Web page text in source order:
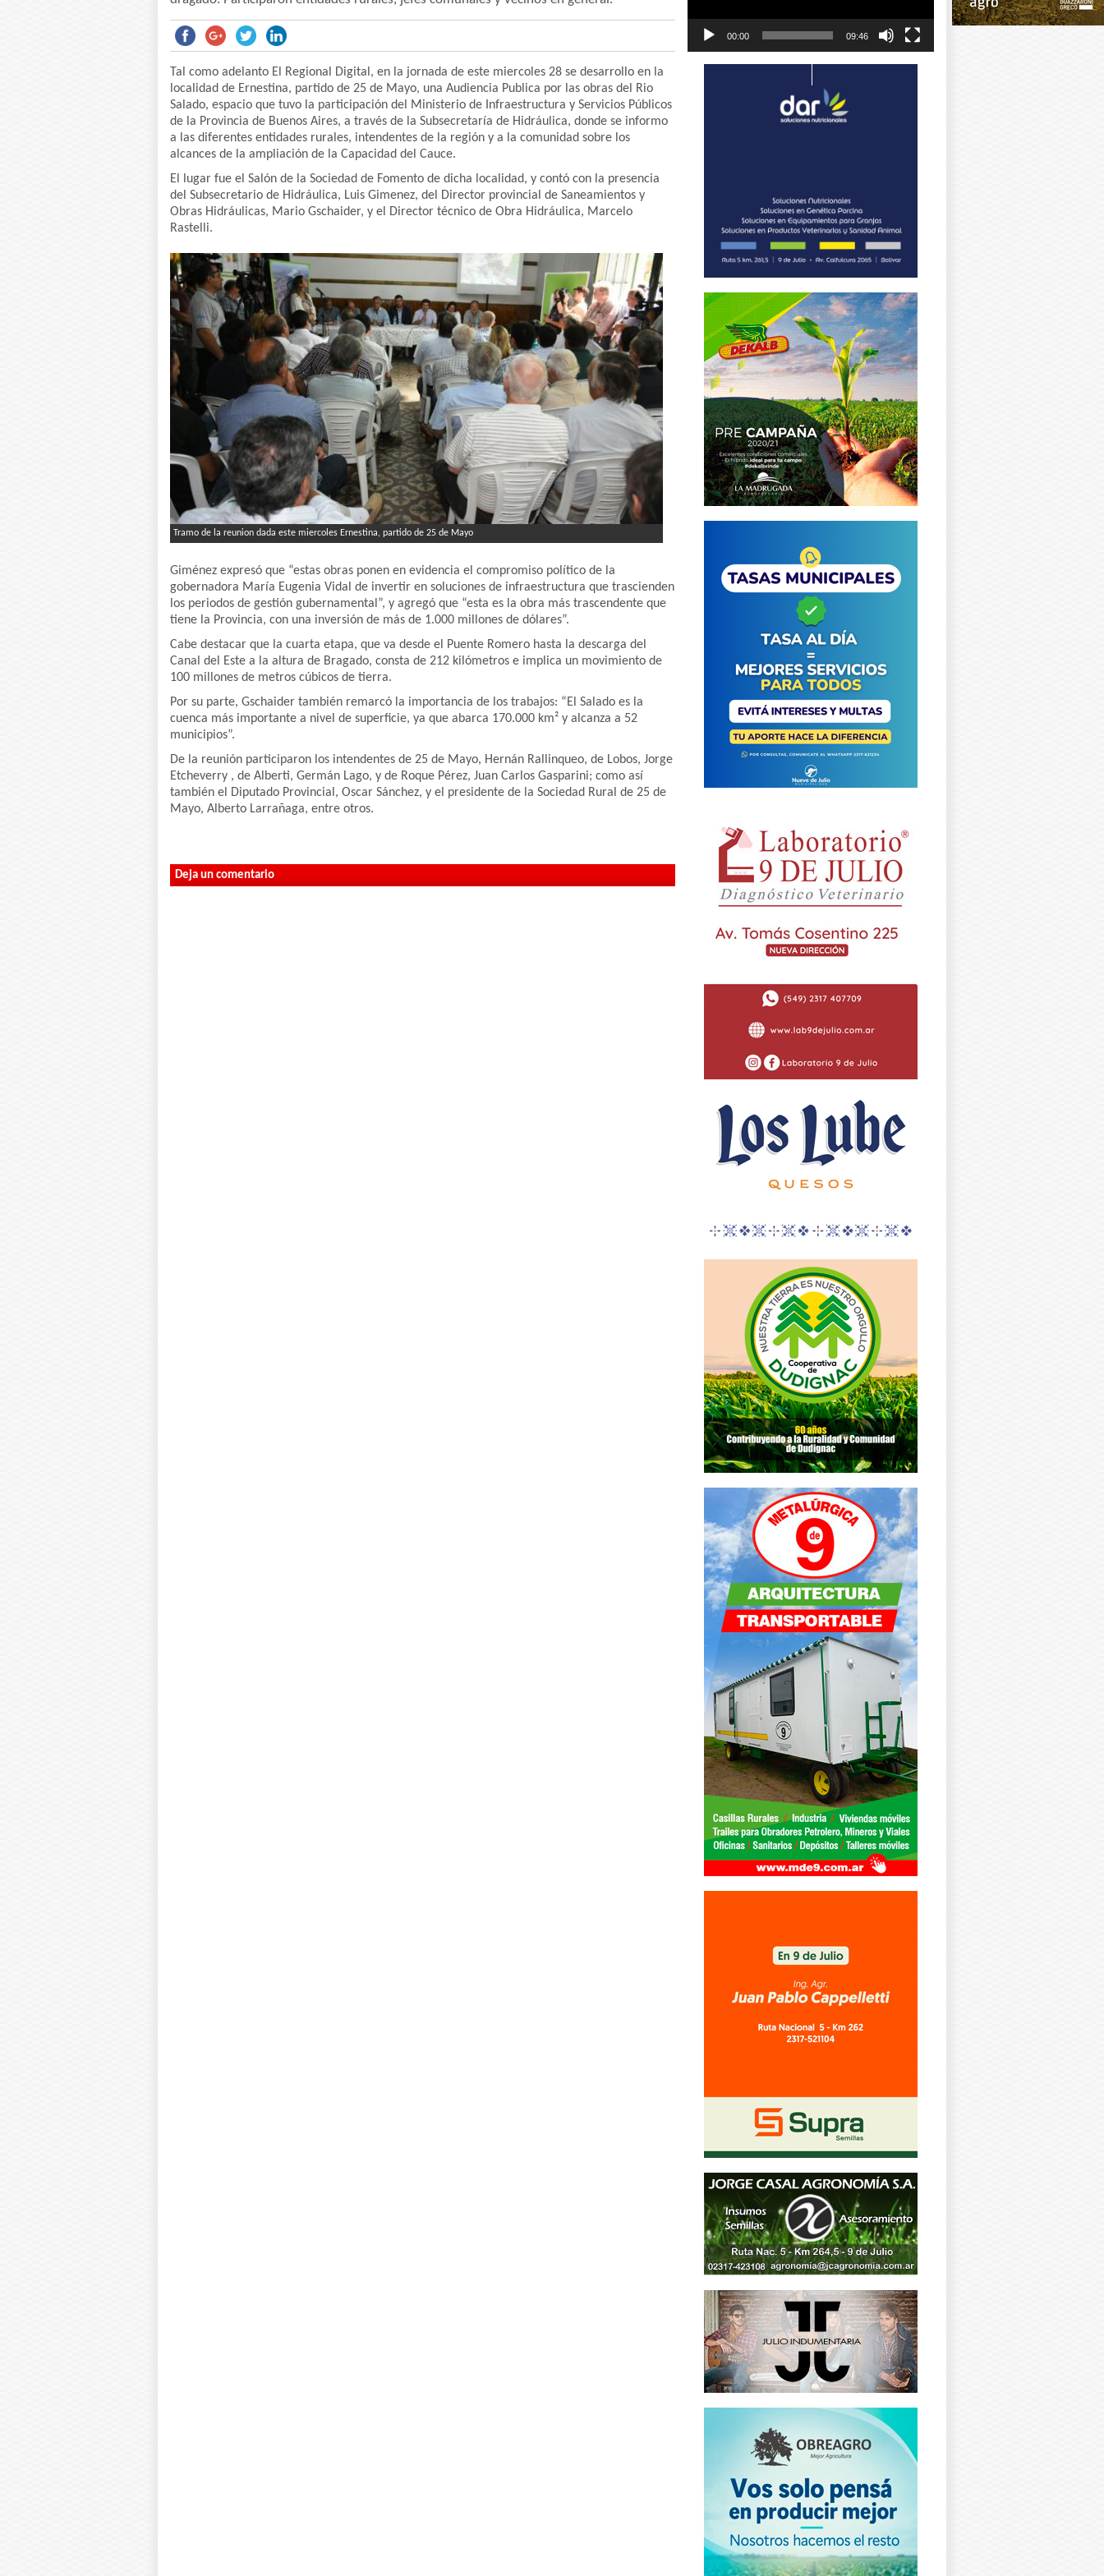
Tal como adelanto El Regional Digital, en la jornada de este miercoles 28 se desarrollo en la
localidad de Ernestina, partido de 25 de Mayo, una Audiencia Publica por las obras del Rio
Salado, espacio que tuvo la participación del Ministerio de Infraestructura y Servicios Públicos
de la Provincia de Buenos Aires, a través de la Subsecretaría de Hidráulica, donde se informo
a las diferentes entidades rurales, intendentes de la región y a la comunidad sobre los
alcances de la ampliación de la Capacidad del Cauce.
El lugar fue el Salón de la Sociedad de Fomento de dicha localidad, y contó con la presencia
del Subsecretario de Hidráulica, Luis Gimenez, del Director provincial de Saneamientos y
Obras Hidráulicas, Mario Gschaider, y el Director técnico de Obra Hidráulica, Marcelo
Rastelli.
Tramo de la reunion dada este miercoles Ernestina, partido de 25 de Mayo
Giménez expresó que “estas obras ponen en evidencia el compromiso político de la
gobernadora María Eugenia Vidal de invertir en soluciones de infraestructura que trascienden
los periodos de gestión gubernamental”, y agregó que “esta es la obra más trascendente que
tiene la Provincia, con una inversión de más de 1.000 millones de dólares”.
Cabe destacar que la cuarta etapa, que va desde el Puente Romero hasta la descarga del
Canal del Este a la altura de Bragado, consta de 212 kilómetros e implica un movimiento de
100 millones de metros cúbicos de tierra.
Por su parte, Gschaider también remarcó la importancia de los trabajos: “El Salado es la
cuenca más importante a nivel de superficie, ya que abarca 170.000 km² y alcanza a 52
municipios”.
De la reunión participaron los intendentes de 25 de Mayo, Hernán Rallinqueo, de Lobos, Jorge
Etcheverry , de Alberti, Germán Lago, y de Roque Pérez, Juan Carlos Gasparini; como así
también el Diputado Provincial, Oscar Sánchez, y el presidente de la Sociedad Rural de 25 de
Mayo, Alberto Larrañaga, entre otros.
Deja un comentario
00:00 09:46